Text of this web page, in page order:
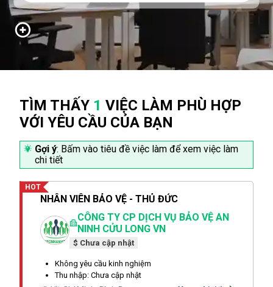
TÌM THẤY 1 VIỆC LÀM PHÙ HỢP
VỚI YÊU CẦU CỦA BẠN
Gợi ý: Bấm vào tiêu đề việc làm để xem việc làm
chi tiết
NHÂN VIÊN BẢO VỆ - THỦ ĐỨC
CÔNG TY CP DỊCH VỤ BẢO VỆ AN
NINH CỬU LONG VN
$ Chưa cập nhật
Không yêu cầu kinh nghiệm
Thu nhập: Chưa cập nhật
HOT